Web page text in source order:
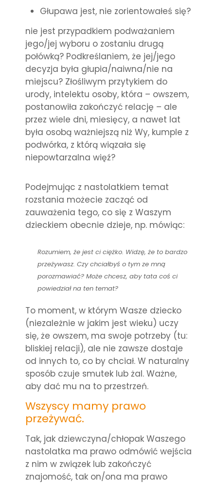
Głupawa jest, nie zorientowałeś się?
nie jest przypadkiem podważaniem
jego/jej wyboru o zostaniu drugą
połówką? Podkreślaniem, że jej/jego
decyzja była głupia/naiwna/nie na
miejscu? Złośliwym przytykiem do
urody, intelektu osoby, która – owszem,
postanowiła zakończyć relację – ale
przez wiele dni, miesięcy, a nawet lat
była osobą ważniejszą niż Wy, kumple z
podwórka, z którą wiązała się
niepowtarzalna więź?
Podejmując z nastolatkiem temat
rozstania możecie zacząć od
zauważenia tego, co się z Waszym
dzieckiem obecnie dzieje, np. mówiąc:
Rozumiem, że jest ci ciężko. Widzę, że to bardzo
przeżywasz. Czy chciałbyś o tym ze mną
porozmawiać? Może chcesz, aby tata coś ci
powiedział na ten temat?
To moment, w którym Wasze dziecko
(niezależnie w jakim jest wieku) uczy
się, że owszem, ma swoje potrzeby (tu:
bliskiej relacji), ale nie zawsze dostaje
od innych to, co by chciał. W naturalny
sposób czuje smutek lub żal. Ważne,
aby dać mu na to przestrzeń.
Wszyscy mamy prawo
przeżywać.
Tak, jak dziewczyna/chłopak Waszego
nastolatka ma prawo odmówić wejścia
z nim w związek lub zakończyć
znajomość, tak on/ona ma prawo